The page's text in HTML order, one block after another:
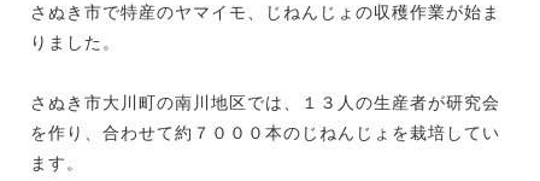
さぬき市で特産のヤマイモ、じねんじょの収穫作業が始ま
りました。
さぬき市大川町の南川地区では、１３人の生産者が研究会
を作り、合わせて約７０００本のじねんじょを栽培してい
ます。